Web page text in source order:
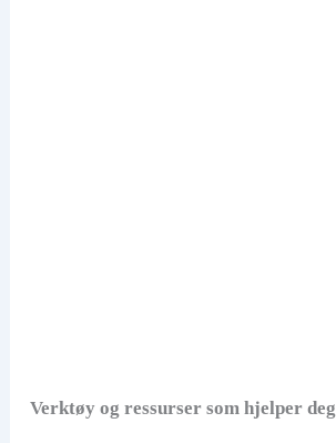
Verktøy og ressurser som hjelper deg